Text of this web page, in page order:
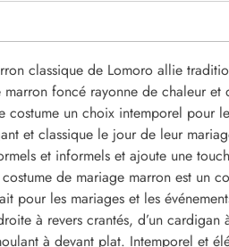
classique de Lomoro allie
foncé rayonne de chaleur et
costume un choix intemporel pour
et classique le jour de leur
et informels et ajoute une
de mariage marron est un
pour les mariages et les
à revers crantés, d’un cardigan
à devant plat. Intemporel et